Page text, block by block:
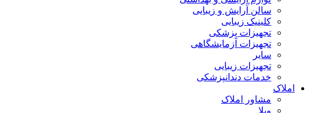
سالن آرایش و زیبایی
کلینیک زیبایی
تجهیزات پزشکی
تجهیزات آزمایشگاهی
سایر
تجهیزات زیبایی
خدمات دندانپزشکی
املاک
مشاور املاک
ویلا